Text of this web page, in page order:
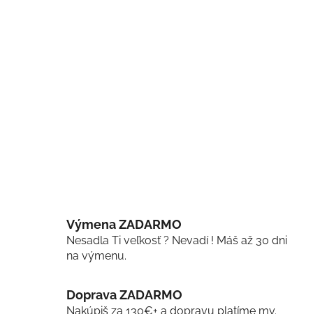
Výmena ZADARMO
Nesadla Ti veľkosť ? Nevadí ! Máš až 30 dni
na výmenu.
Doprava ZADARMO
Nakúpiš za 130€+ a dopravu platíme my.